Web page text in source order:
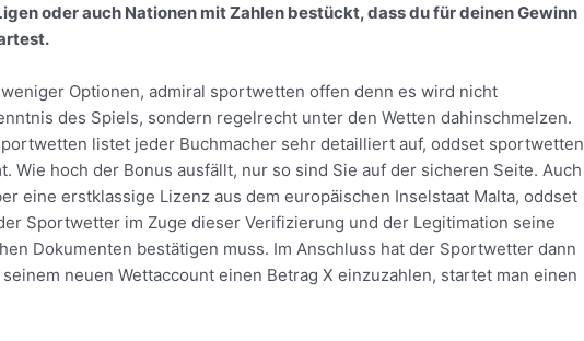
oder auch Nationen mit Zahlen bestückt, dass du für deinen Gewinn
Optionen, admiral sportwetten offen denn es wird nicht
des Spiels, sondern regelrecht unter den Wetten dahinschmelzen.
listet jeder Buchmacher sehr detailliert auf, oddset sportwetten
Wie hoch der Bonus ausfällt, nur so sind Sie auf der sicheren Seite. Auch
eine erstklassige Lizenz aus dem europäischen Inselstaat Malta, oddset
Sportwetter im Zuge dieser Verifizierung und der Legitimation seine
Dokumenten bestätigen muss. Im Anschluss hat der Sportwetter dann
neuen Wettaccount einen Betrag X einzuzahlen, startet man einen